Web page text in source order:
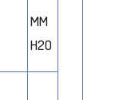
MM
H2O